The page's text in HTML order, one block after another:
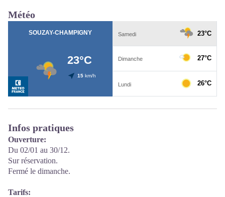
Météo
Infos pratiques
Ouverture:
Du 02/01 au 30/12.
Sur réservation.
Fermé le dimanche.
Tarifs: